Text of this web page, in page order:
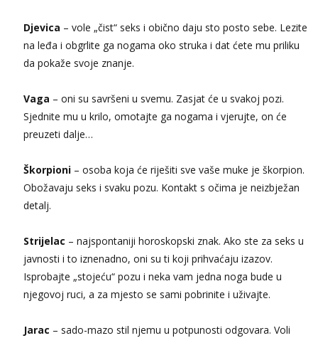
Tel:064/677-677 - Kod: #132
Vanesa
Tel:064/677-677- Kod: #74
tel:0,93€ - mob:1,12€ min
Žana
Tel:064/677-677- Kod: #135
tel:0,93€ - mob:1,12€ min
Razgovaram :)
Tel: 064/677-677- Kod: #128
tel:0,93€ - mob:1,12€ min
Obavijesti me kada se oslobodi
Čekam tvoj poziv!
Djevica – vole „čist“ seks i obično daju sto posto sebe. Lezite
na leđa i obgrlite ga nogama oko struka i dat ćete mu priliku
da pokaže svoje znanje.
Vaga – oni su savršeni u svemu. Zasjat će u svakoj pozi.
Sjednite mu u krilo, omotajte ga nogama i vjerujte, on će
preuzeti dalje…
Škorpioni – osoba koja će riješiti sve vaše muke je škorpion.
Obožavaju seks i svaku pozu. Kontakt s očima je neizbježan
detalj.
Strijelac – najspontaniji horoskopski znak. Ako ste za seks u
javnosti i to iznenadno, oni su ti koji prihvaćaju izazov.
Isprobajte „stojeću“ pozu i neka vam jedna noga bude u
njegovoj ruci, a za mjesto se sami pobrinite i uživajte.
Jarac – sado-mazo stil njemu u potpunosti odgovara. Voli